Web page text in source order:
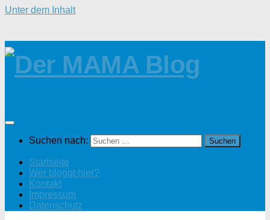
Unter dem Inhalt
Suchen nach:
Startseite
Wer bloggt hier?
Kontakt
Impressum
Datenschutz